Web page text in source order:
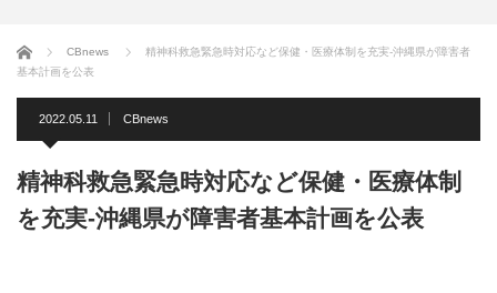
ホーム CBnews
精神科救急緊急時対応など保健・医療体制を充実-沖縄県が障害者
基本計画を公表
2022.05.11 CBnews
精神科救急緊急時対応など保健・医療体制
を充実-沖縄県が障害者基本計画を公表